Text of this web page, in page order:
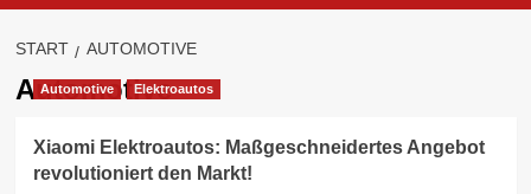
START AUTOMOTIVE
Automotive
Automotive Elektroautos
Xiaomi Elektroautos: Maßgeschneidertes Angebot
revolutioniert den Markt!